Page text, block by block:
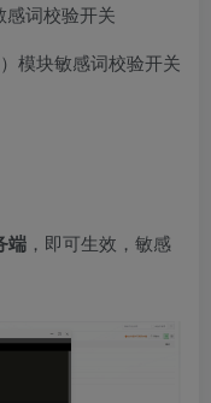
感词校验开关
）模块敏感词校验开关
端 ，即可生效，敏感